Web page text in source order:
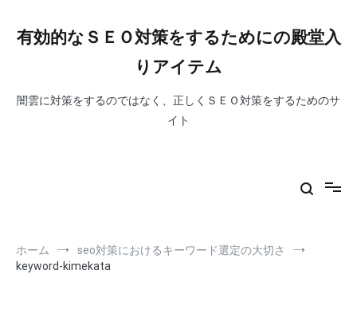
有効的なＳＥＯ対策をするためにの殿堂入
りアイテム
闇雲に対策をするのではなく、正しくＳＥＯ対策をするためのサ
イト
ホーム
seo対策におけるキーワード選定の大切さ
keyword-kimekata